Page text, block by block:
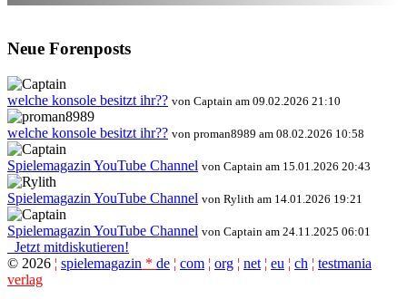
Neue Forenposts
welche konsole besitzt ihr?? von Captain am 09.02.2026 21:10
welche konsole besitzt ihr?? von proman8989 am 08.02.2026 10:58
Spielemagazin YouTube Channel von Captain am 15.01.2026 20:43
Spielemagazin YouTube Channel von Rylith am 14.01.2026 19:21
Spielemagazin YouTube Channel von Captain am 24.11.2025 06:01
Jetzt mitdiskutieren!
© 2026 ¦ spielemagazin * de ¦ com ¦ org ¦ net ¦ eu ¦ ch ¦ testmania
verlag